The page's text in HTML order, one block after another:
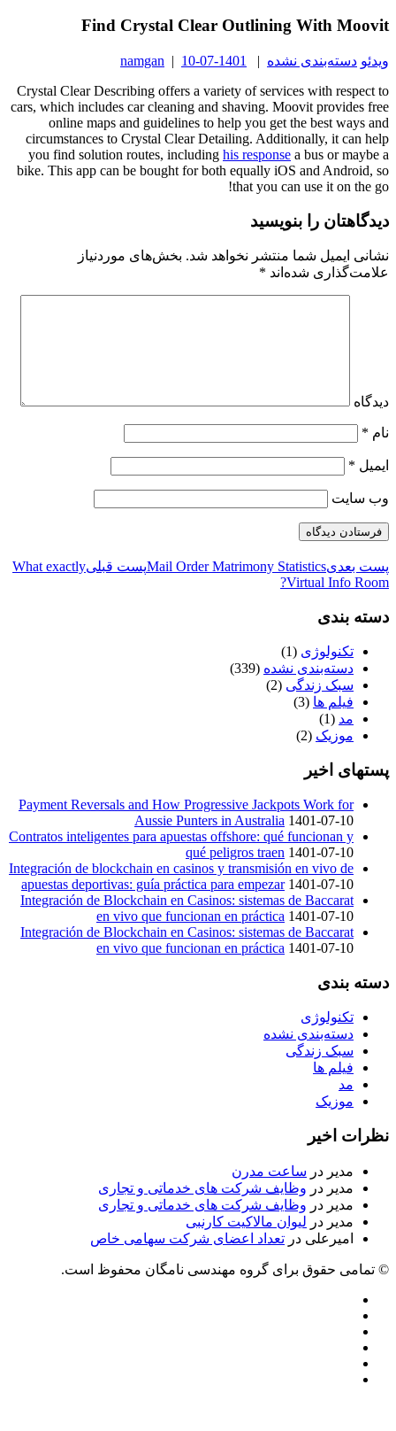
Find Crystal Clear Outlining With Moovit
ویدئو دسته‌بندی نشده |
1401-07-10
|
namgan
Crystal Clear Describing offers a variety of services with respect to
cars, which includes car cleaning and shaving. Moovit provides free
online maps and guidelines to help you get the best ways and
circumstances to Crystal Clear Detailing. Additionally, it can help
you find solution routes, including his response a bus or maybe a
bike. This app can be bought for both equally iOS and Android, so
that you can use it on the go!
دیدگاهتان را بنویسید
نشانی ایمیل شما منتشر نخواهد شد. بخش‌های موردنیاز
علامت‌گذاری شده‌اند *
دیدگاه
نام *
ایمیل *
وب‌ سایت
پست بعدیMail Order Matrimony Statisticsپست قبلیWhat exactly
Virtual Info Room?
دسته بندی
تکنولوژی (1)
دسته‌بندی نشده (339)
سبک زندگی (2)
فیلم ها (3)
مد (1)
موزیک (2)
پستهای اخیر
Payment Reversals and How Progressive Jackpots Work for
Aussie Punters in Australia 1401-07-10
Contratos inteligentes para apuestas offshore: qué funcionan y
qué peligros traen 1401-07-10
Integración de blockchain en casinos y transmisión en vivo de
apuestas deportivas: guía práctica para empezar 1401-07-10
Integración de Blockchain en Casinos: sistemas de Baccarat
en vivo que funcionan en práctica 1401-07-10
Integración de Blockchain en Casinos: sistemas de Baccarat
en vivo que funcionan en práctica 1401-07-10
دسته بندی
تکنولوژی
دسته‌بندی نشده
سبک زندگی
فیلم ها
مد
موزیک
نظرات اخیر
مدیر در ساعت مدرن
مدیر در وظایف شرکت های خدماتی و تجاری
مدیر در وظایف شرکت های خدماتی و تجاری
مدیر در لیوان مالاکیت کارنبی
امیرعلی در تعداد اعضای شرکت سهامی خاص
© تمامی حقوق برای گروه مهندسی نامگان محفوظ است.